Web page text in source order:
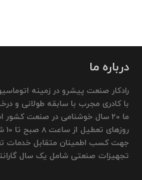
درباره ما
رادکار صنعت پیشرو در زمینه
با کادری مجرب با سابقه طولانی و
ما 20 سال خوشنامی در صنعت
جهت کسب اطمینان متقابل خدمات
تجهیزات صنعتی شامل یک سال